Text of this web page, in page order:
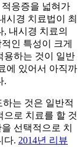
응증을 넓혀가
시경 치료법이 최
내시경 치료의
인 특성이 크게
용하는 것이 일반
에 있어서 아직까
.
는 것은 일반적
으로 치료를 할 것
선택적으로 치
다. 2014년 리뷰